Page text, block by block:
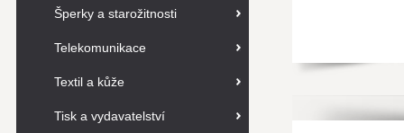
Šperky a starožitnosti
Telekomunikace
Textil a kůže
Tisk a vydavatelství